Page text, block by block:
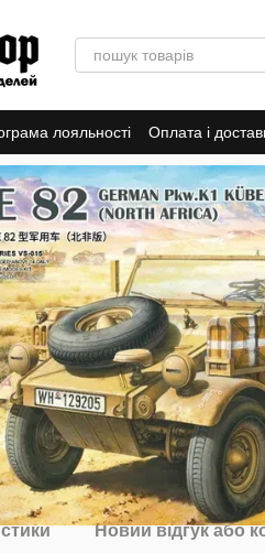
лояльності Оплата і
Новий відгук або